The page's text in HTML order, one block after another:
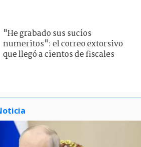
"He grabado sus sucios
numeritos": el correo extorsivo
que llegó a cientos de fiscales